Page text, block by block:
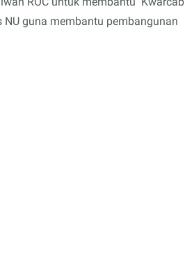
NU guna membantu pembangunan